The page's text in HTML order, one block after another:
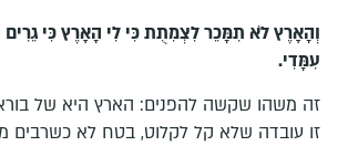
וְהָאָרֶץ לֹא תִמָּכֵר לִצְמִתֻת כִּי לִי הָאָרֶץ כִּי
עִמָּדִי.
זה משהו שקשה להפנים: הארץ היא של
זו עובדה שלא קל לקלוט, בטח לא כשרבים